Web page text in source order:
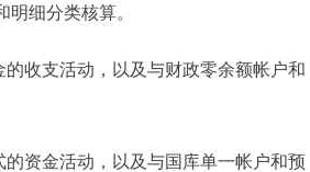
细分类核算。
收支活动，以及与财政零余额帐户和
资金活动，以及与国库单一帐户和预